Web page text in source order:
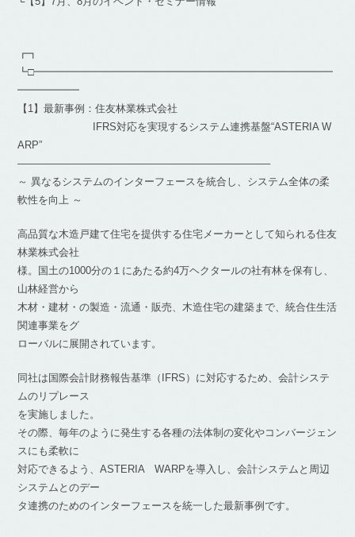
┏┓
┗□━━━━━━━━━━━━━━━━━━━━━━━━━━━━━
━━━━━━
【1】最新事例：住友林業株式会社
IFRS対応を実現するシステム連携基盤“ASTERIA W
ARP”
————————————————————————–
～ 異なるシステムのインターフェースを統合し、システム全体の柔
軟性を向上 ～
高品質な木造戸建て住宅を提供する住宅メーカーとして知られる住友
林業株式会社
様。国土の1000分の１にあたる約4万ヘクタールの社有林を保有し、
山林経営から
木材・建材・の製造・流通・販売、木造住宅の建築まで、統合住生活
関連事業をグ
ローバルに展開されています。
同社は国際会計財務報告基準（IFRS）に対応するため、会計システ
ムのリプレース
を実施しました。
その際、毎年のように発生する各種の法体制の変化やコンバージェン
スにも柔軟に
対応できるよう、ASTERIA WARPを導入し、会計システムと周辺
システムとのデー
タ連携のためのインターフェースを統一した最新事例です。